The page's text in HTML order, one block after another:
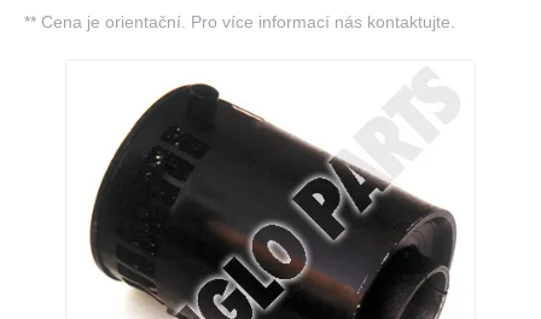
** Cena je orientační. Pro více informací nás kontaktujte.